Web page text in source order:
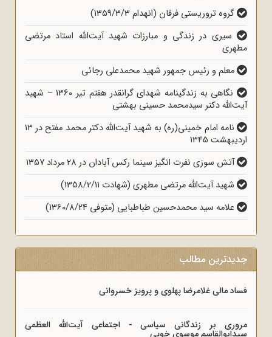
گروه تروریستی فرقان (انهدام 1359/3/3)
سیری در زندگی و مبارزات شهید آیت‌الله استاد مرتضی
مطهری
معلم و رئیس جمهور شهید محمدعلی رجائی
نگاهی به زندگینامه شهدای گرانقدر هفتم تیر 1360 – شهید
آیت‌الله دکتر سیدمحمد حسینی بهشتی
نامه امام خمینی(ره) به شهید آیت‌الله دکتر محمد مفتح در 13
اردیبهشت 1345
آتش سوزی نفرت انگیز سینما رکس آبادان در 28 مرداد 1357
شهید آیت‌الله مرتضی مطهری (شهادت 1358/2/11)
علامه سید محمدحسین طباطبایی (متوفی 1360/8/24)
جدیدترین مطالب
فساد مالی غلامرضا پهلوی و پرویز خسروانی
مروری بر زندگانی سیاسی - اجتماعی آیت‌الله العظمی
سیدابوالقاسم موسوی خویی